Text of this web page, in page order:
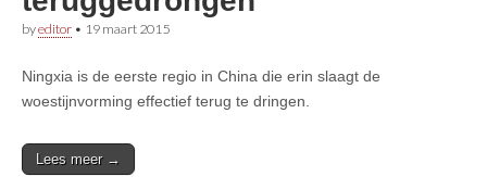
byeditor • 19 maart 2015
Ningxia is de eerste regio in China die erin slaagt de
woestijnvorming effectief terug te dringen.
Lees meer →